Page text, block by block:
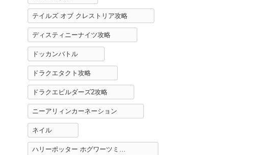
テイルズ オブ クレストリア攻略
ディスティニーナイツ攻略
ドッカンバトル
ドラクエタクト攻略
ドラクエビルダーズ2攻略
ニーアリィンカーネーション
ネイル